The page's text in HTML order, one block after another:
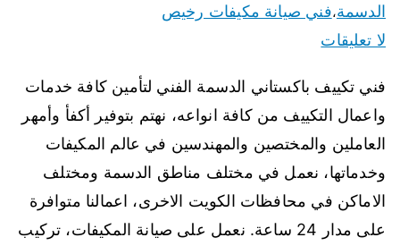
الدسمة،فني صيانة مكيفات رخيص
لا تعليقات
فني تكييف باكستاني الدسمة الفني لتأمين كافة خدمات
واعمال التكييف من كافة انواعه، نهتم بتوفير أكفأ وأمهر
العاملين والمختصين والمهندسين في عالم المكيفات
وخدماتها، نعمل في مختلف مناطق الدسمة ومختلف
الاماكن في محافظات الكويت الاخرى، اعمالنا متوافرة
على مدار 24 ساعة. نعمل على صيانة المكيفات، تركيب